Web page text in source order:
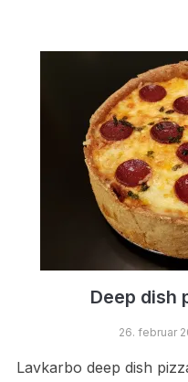
Deep dish
26. februar
Lavkarbo deep dish